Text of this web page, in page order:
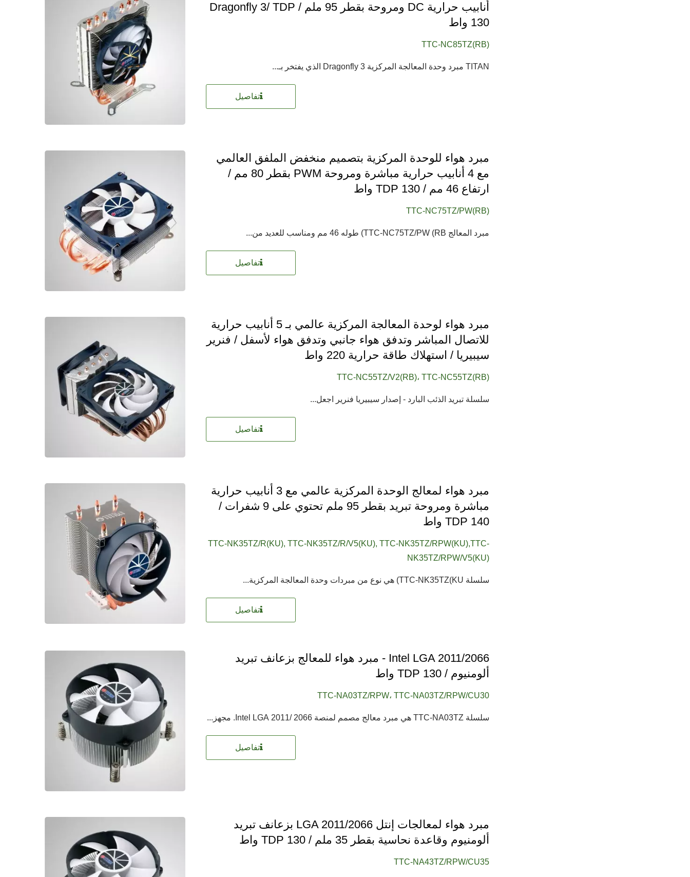
أنابيب حرارية DC ومروحة بقطر 95 ملم / Dragonfly 3/ TDP
130 واط
TTC-NC85TZ(RB)
TITAN مبرد وحدة المعالجة المركزية Dragonfly 3 الذي يفتخر بـ...
تفاصيل
مبرد هواء للوحدة المركزية بتصميم منخفض الملفق العالمي
مع 4 أنابيب حرارية مباشرة ومروحة PWM بقطر 80 مم /
ارتفاع 46 مم / TDP 130 واط
TTC-NC75TZ/PW(RB)
مبرد المعالج TTC-NC75TZ/PW (RB) طوله 46 مم ومناسب للعديد من...
تفاصيل
مبرد هواء لوحدة المعالجة المركزية عالمي بـ 5 أنابيب حرارية
للاتصال المباشر وتدفق هواء جانبي وتدفق هواء لأسفل / فنرير
سيبيريا / استهلاك طاقة حرارية 220 واط
TTC-NC55TZ/V2(RB)، TTC-NC55TZ(RB)
سلسلة تبريد الذئب البارد - إصدار سيبيريا فنرير اجعل...
تفاصيل
مبرد هواء لمعالج الوحدة المركزية عالمي مع 3 أنابيب حرارية
مباشرة ومروحة تبريد بقطر 95 ملم تحتوي على 9 شفرات /
TDP 140 واط
TTC-NK35TZ/R(KU), TTC-NK35TZ/R/V5(KU), TTC-NK35TZ/RPW(KU),TTC-
NK35TZ/RPW/V5(KU)
سلسلة TTC-NK35TZ(KU) هي نوع من مبردات وحدة المعالجة المركزية...
تفاصيل
Intel LGA 2011/2066 - مبرد هواء للمعالج بزعانف تبريد
ألومنيوم / TDP 130 واط
TTC-NA03TZ/RPW، TTC-NA03TZ/RPW/CU30
سلسلة TTC-NA03TZ هي مبرد معالج مصمم لمنصة Intel LGA 2011/ 2066. مجهز...
تفاصيل
مبرد هواء لمعالجات إنتل LGA 2011/2066 بزعانف تبريد
ألومنيوم وقاعدة نحاسية بقطر 35 ملم / TDP 130 واط
TTC-NA43TZ/RPW/CU35